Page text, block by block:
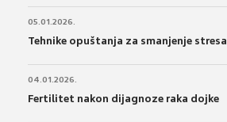
05.01.2026.
Tehnike opuštanja za smanjenje stresa
04.01.2026.
Fertilitet nakon dijagnoze raka dojke